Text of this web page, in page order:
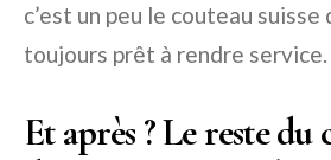
c’est un peu le couteau suisse
toujours prêt à rendre service.
Et après ? Le reste du